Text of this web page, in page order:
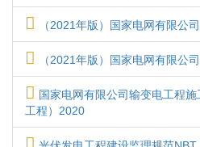
（2021年版）国家电网有限公
（2021年版）国家电网有限公
国家电网有限公司输变电工程
工程）2020